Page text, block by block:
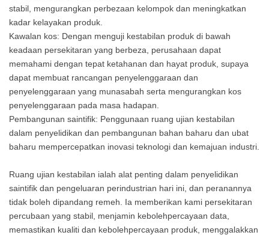
stabil, mengurangkan perbezaan kelompok dan meningkatkan
kadar kelayakan produk.
Kawalan kos: Dengan menguji kestabilan produk di bawah
keadaan persekitaran yang berbeza, perusahaan dapat
memahami dengan tepat ketahanan dan hayat produk, supaya
dapat membuat rancangan penyelenggaraan dan
penyelenggaraan yang munasabah serta mengurangkan kos
penyelenggaraan pada masa hadapan.
Pembangunan saintifik: Penggunaan ruang ujian kestabilan
dalam penyelidikan dan pembangunan bahan baharu dan ubat
baharu mempercepatkan inovasi teknologi dan kemajuan industri.
Ruang ujian kestabilan ialah alat penting dalam penyelidikan
saintifik dan pengeluaran perindustrian hari ini, dan peranannya
tidak boleh dipandang remeh. Ia memberikan kami persekitaran
percubaan yang stabil, menjamin kebolehpercayaan data,
memastikan kualiti dan kebolehpercayaan produk, menggalakkan